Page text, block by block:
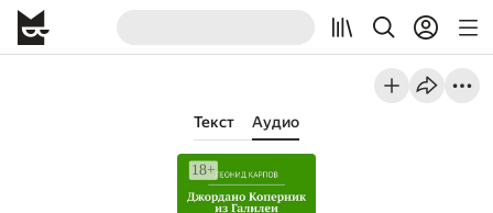
Текст Аудио